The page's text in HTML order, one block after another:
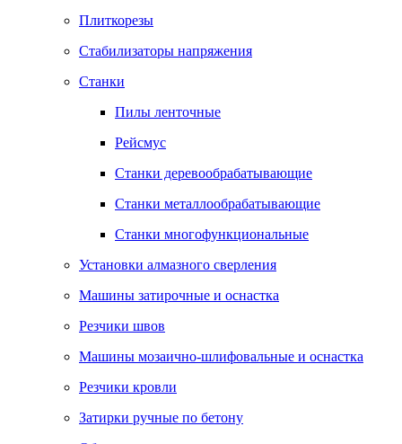
Плиткорезы
Стабилизаторы напряжения
Станки
Пилы ленточные
Рейсмус
Станки деревообрабатывающие
Станки металлообрабатывающие
Станки многофункциональные
Установки алмазного сверления
Машины затирочные и оснастка
Резчики швов
Машины мозаично-шлифовальные и оснастка
Резчики кровли
Затирки ручные по бетону